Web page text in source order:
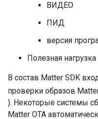
ВИДЕО
ПИД
версия
Полезная нагрузка
В состав Matter SDK
проверки образов
). Некоторые системы
Matter OTA